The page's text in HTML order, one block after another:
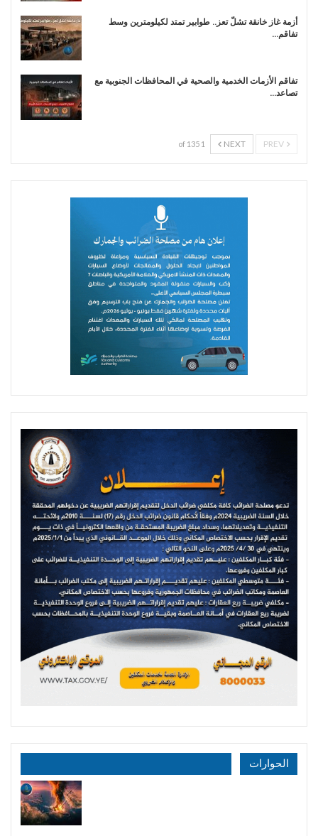
أزمة غاز خانقة تشلّ تعز.. طوابير تمتد لكيلومترين وسط
تفاقم…
تفاقم الأزمات الخدمية والصحية في المحافظات الجنوبية مع
تصاعد…
NEXT
1 of 135
الحوارات